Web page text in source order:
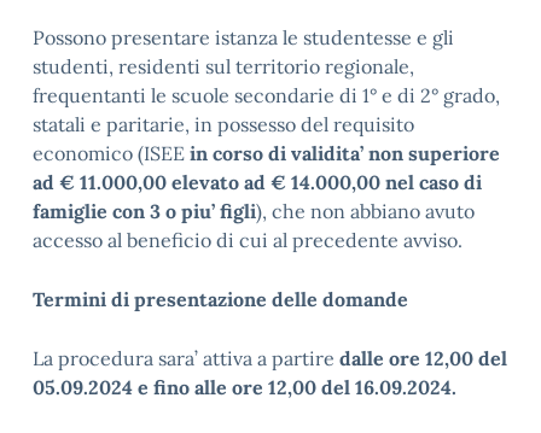
Possono presentare istanza le studentesse e gli
studenti, residenti sul territorio regionale,
frequentanti le scuole secondarie di 1° e di 2° grado,
statali e paritarie, in possesso del requisito
economico (ISEE in corso di validita’ non superiore
ad € 11.000,00 elevato ad € 14.000,00 nel caso di
famiglie con 3 o piu’ figli), che non abbiano avuto
accesso al beneficio di cui al precedente avviso.
Termini di presentazione delle domande
La procedura sara’ attiva a partire dalle ore 12,00 del
05.09.2024 e fino alle ore 12,00 del 16.09.2024.